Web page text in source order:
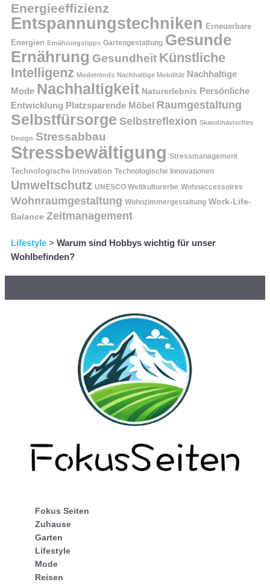
Energieeffizienz
Entspannungstechniken Erneuerbare
Energien Ernährungstipps Gartengestaltung Gesunde
Ernährung Gesundheit Künstliche
Intelligenz Modetrends Nachhaltige Mobilität Nachhaltige
Mode Nachhaltigkeit Naturerlebnis Persönliche
Entwicklung Platzsparende Möbel Raumgestaltung
Selbstfürsorge Selbstreflexion Skandinavisches
Design Stressabbau
Stressbewältigung Stressmanagement
Technologische Innovation Technologische Innovationen
Umweltschutz UNESCO Weltkulturerbe Wohnaccessoires
Wohnraumgestaltung Wohnzimmergestaltung Work-Life-
Balance Zeitmanagement
Lifestyle > Warum sind Hobbys wichtig für unser
Wohlbefinden?
Fokus Seiten
Zuhause
Garten
Lifestyle
Mode
Reisen